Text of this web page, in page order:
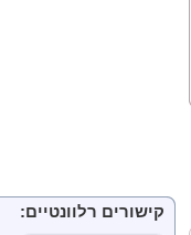
קישורים רלוונטיים: